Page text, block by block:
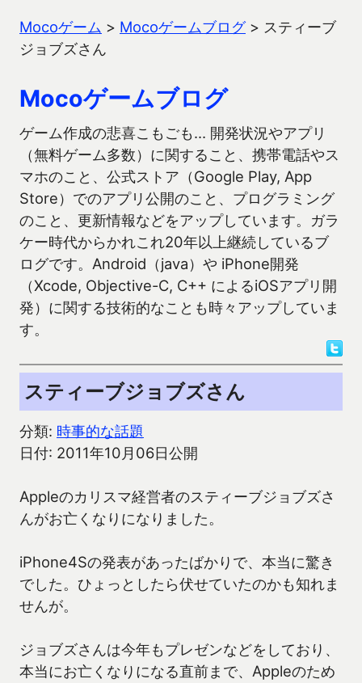
Mocoゲーム > Mocoゲームブログ> スティーブ
ジョブズさん
Mocoゲームブログ
ゲーム作成の悲喜こもごも… 開発状況やアプリ
（無料ゲーム多数）に関すること、携帯電話やス
マホのこと、公式ストア（Google Play, App
Store）でのアプリ公開のこと、プログラミング
のこと、更新情報などをアップしています。ガラ
ケー時代からかれこれ20年以上継続しているブ
ログです。Android（java）や iPhone開発
（Xcode, Objective-C, C++ によるiOSアプリ開
発）に関する技術的なことも時々アップしていま
す。
スティーブジョブズさん
分類: 時事的な話題
日付: 2011年10月06日公開
Appleのカリスマ経営者のスティーブジョブズさ
んがお亡くなりになりました。
iPhone4Sの発表があったばかりで、本当に驚き
でした。ひょっとしたら伏せていたのかも知れま
せんが。
ジョブズさんは今年もプレゼンなどをしており、
本当にお亡くなりになる直前まで、Appleのため